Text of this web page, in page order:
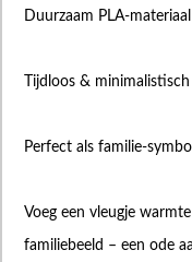
Duurzaam PLA-materiaal
Tijdloos &
Perfect als familie-
Voeg een vleugje
familiebeeld – een ode